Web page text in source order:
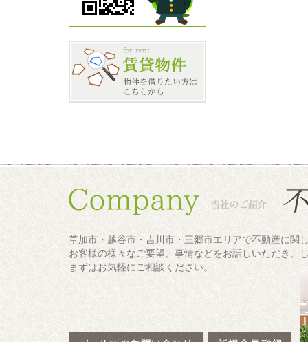
草加市・越谷市・吉川市・三郷市エリアで不動産に関
お客様の様々なご要望、事情などをお話しいただき、
まずはお気軽にご相談ください。